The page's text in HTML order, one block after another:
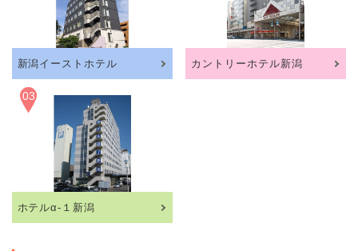
新潟イーストホテル カントリーホテル新潟
ホテルα-１新潟
03